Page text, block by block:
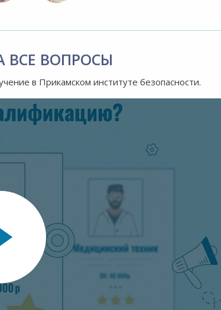
ВСЕ ВОПРОСЫ
в Прикамском институте безопасности.